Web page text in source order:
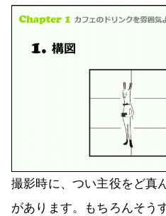
撮影時に、つい主役をど真
があります。もちろんそう